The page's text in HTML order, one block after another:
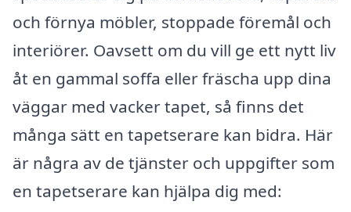
och förnya möbler, stoppade föremål och
interiörer. Oavsett om du vill ge ett nytt liv
åt en gammal soffa eller fräscha upp dina
väggar med vacker tapet, så finns det
många sätt en tapetserare kan bidra. Här
är några av de tjänster och uppgifter som
en tapetserare kan hjälpa dig med: